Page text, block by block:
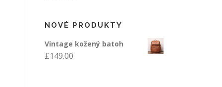
NOVÉ PRODUKTY
Vintage kožený batoh
£149.00